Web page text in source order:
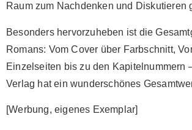
Raum zum Nachdenken und Diskutieren
Besonders hervorzuheben ist die
Romans: Vom Cover über Farbschnitt,
Einzelseiten bis zu den Kapitelnummern
Verlag hat ein wunderschönes
[Werbung, eigenes Exemplar]